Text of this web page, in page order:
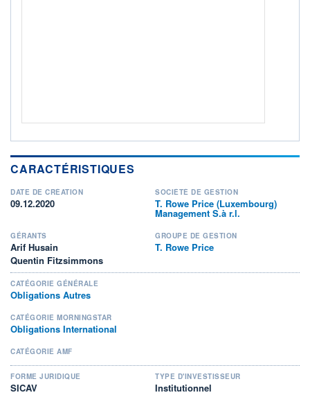
CARACTÉRISTIQUES
DATE DE CRÉATION
09.12.2020
SOCIÉTÉ DE GESTION
T. Rowe Price (Luxembourg)
Management S.à r.l.
GÉRANTS
Arif Husain
Quentin Fitzsimmons
GROUPE DE GESTION
T. Rowe Price
CATÉGORIE GÉNÉRALE
Obligations Autres
CATÉGORIE MORNINGSTAR
Obligations International
CATÉGORIE AMF
FORME JURIDIQUE
SICAV
TYPE D'INVESTISSEUR
Institutionnel